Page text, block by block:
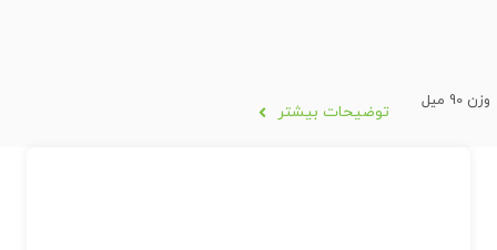
وزن 90 میل
توضیحات بیشتر